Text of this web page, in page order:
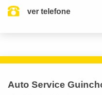
ver telefone
Auto Service